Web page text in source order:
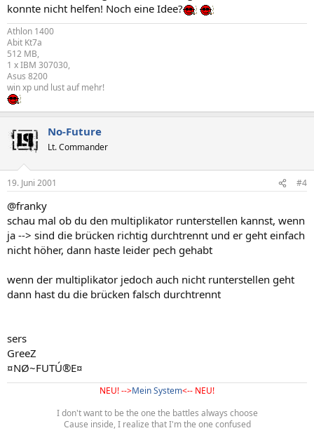
konnte nicht helfen! Noch eine Idee?
Athlon 1400
Abit Kt7a
512 MB,
1 x IBM 307030,
Asus 8200
win xp und lust auf mehr!
No-Future
Lt. Commander
19. Juni 2001 #4
@franky
schau mal ob du den multiplikator runterstellen kannst, wenn
ja --> sind die brücken richtig durchtrennt und er geht einfach
nicht höher, dann haste leider pech gehabt
wenn der multiplikator jedoch auch nicht runterstellen geht
dann hast du die brücken falsch durchtrennt
sers
GreeZ
¤NØ~FUTÚ®E¤
NEU! -->Mein System<-- NEU!
I don't want to be the one the battles always choose
Cause inside, I realize that I'm the one confused